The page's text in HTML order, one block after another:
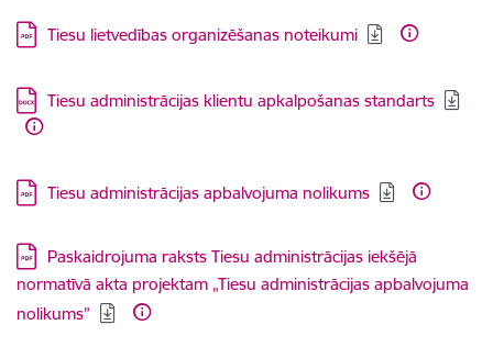
Lejupielādēt:
Tiesu lietvedības organizēšanas noteikumi
Lejupielādēt:
Tiesu administrācijas klientu apkalpošanas standarts
Lejupielādēt:
Tiesu administrācijas apbalvojuma nolikums
Lejupielādēt:
Paskaidrojuma raksts Tiesu administrācijas iekšējā
normatīvā akta projektam „Tiesu administrācijas apbalvojuma
nolikums”